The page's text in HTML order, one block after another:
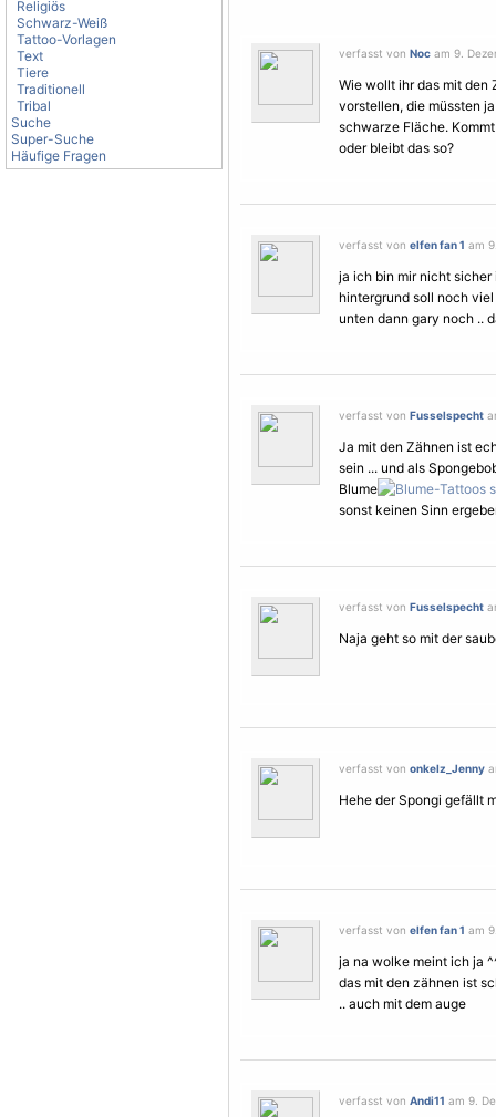
Religiös
Schwarz-Weiß
Tattoo-Vorlagen
Text
Tiere
Traditionell
Tribal
Suche
Super-Suche
Häufige Fragen
verfasst von Noc am 9.
Wie wollt ihr das mit den
vorstellen, die müssten
schwarze Fläche.
oder bleibt das so?
verfasst von elfen fan 1 am
ja ich bin mir nicht sicher
hintergrund soll noch
unten dann gary noch ..
verfasst von Fusselspecht
Ja mit den Zähnen ist
sein ... und als
Blume
sonst keinen Sinn
verfasst von Fusselspecht
Naja geht so mit der
verfasst von onkelz_Jenny
Hehe der Spongi gefällt
verfasst von elfen fan 1 am
ja na wolke meint ich ja
das mit den zähnen ist
.. auch mit dem auge
verfasst von Andi11 am 9.